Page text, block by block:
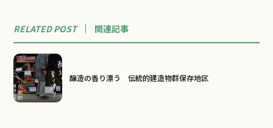
RELATED POST 関連記事
醸造の香り漂う 伝統的建造物群保存地区